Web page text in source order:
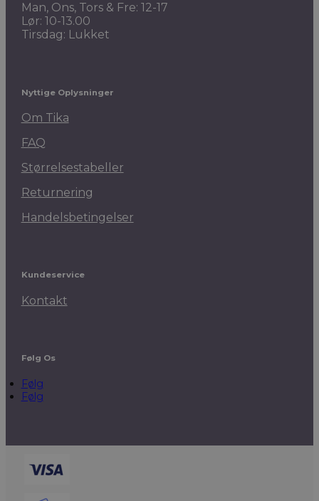
Man, Ons, Tors & Fre: 12-17
Lør: 10-13.00
Tirsdag: Lukket
Nyttige Oplysninger
Om Tika
FAQ
Størrelsestabeller
Returnering
Handelsbetingelser
Kundeservice
Kontakt
Følg Os
Følg
Følg